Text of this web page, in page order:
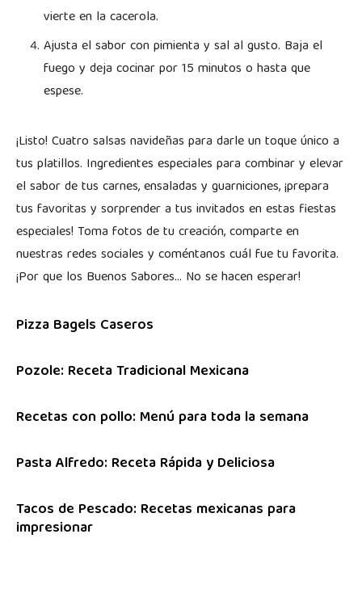
vierte en la cacerola.
Ajusta el sabor con pimienta y sal al gusto. Baja el
fuego y deja cocinar por 15 minutos o hasta que
espese.
¡Listo! Cuatro salsas navideñas para darle un toque único a
tus platillos. Ingredientes especiales para combinar y elevar
el sabor de tus carnes, ensaladas y guarniciones, ¡prepara
tus favoritas y sorprender a tus invitados en estas fiestas
especiales! Toma fotos de tu creación, comparte en
nuestras redes sociales y coméntanos cuál fue tu favorita.
¡Por que los Buenos Sabores… No se hacen esperar!
Pizza Bagels Caseros
Pozole: Receta Tradicional Mexicana
Recetas con pollo: Menú para toda la semana
Pasta Alfredo: Receta Rápida y Deliciosa
Tacos de Pescado: Recetas mexicanas para
impresionar